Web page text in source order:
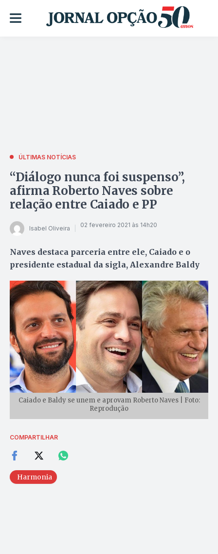
ÚLTIMAS NOTÍCIAS
“Diálogo nunca foi suspenso”,
afirma Roberto Naves sobre
relação entre Caiado e PP
Isabel Oliveira 02 fevereiro 2021 às 14h20
Naves destaca parceria entre ele, Caiado e o
presidente estadual da sigla, Alexandre Baldy
Caiado e Baldy se unem e aprovam Roberto Naves | Foto:
Reprodução
COMPARTILHAR
Harmonia